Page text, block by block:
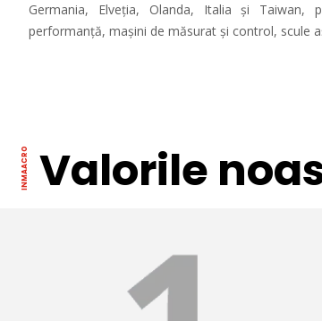
Germania, Elveția, Olanda, Italia și Taiwan,
performanță, mașini de măsurat și control, scule
Valorile